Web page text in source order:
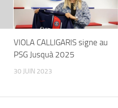
VIOLA CALLIGARIS signe au
PSG Jusquà 2025
30 JUIN 2023